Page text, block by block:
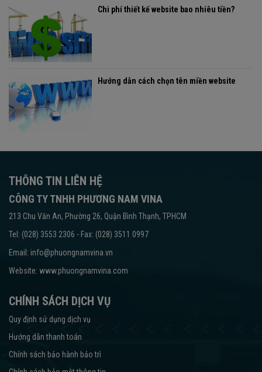
Chi phí thiết kế website bao nhiêu tiền?
Hướng dẫn cách chọn tên miền website
THÔNG TIN LIÊN HỆ
CÔNG TY TNHH PHƯƠNG NAM VINA
213 Chu Văn An, Phường 26, Quận Bình Thạnh, TPHCM
Tel: (028) 3553 2306 - Fax: (028) 3511 0997
Email: info@phuongnamvina.vn
Website: www.phuongnamvina.com
CHÍNH SÁCH DỊCH VỤ
Quy định sử dụng dịch vụ
Hướng dẫn thanh toán
Chính sách bảo hành bảo trì